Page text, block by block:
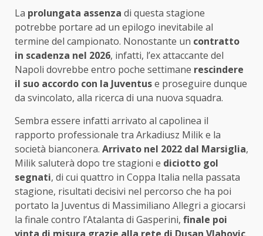
La prolungata assenza di questa stagione
potrebbe portare ad un epilogo inevitabile al
termine del campionato. Nonostante un contratto
in scadenza nel 2026, infatti, l’ex attaccante del
Napoli dovrebbe entro poche settimane rescindere
il suo accordo con la Juventuse proseguire dunque
da svincolato, alla ricerca di una nuova squadra.
Sembra essere infatti arrivato al capolinea il
rapporto professionale tra Arkadiusz Milik e la
società bianconera. Arrivato nel 2022 dal Marsiglia,
Milik saluterà dopo tre stagioni e diciotto gol
segnati, di cui quattro in Coppa Italia nella passata
stagione, risultati decisivi nel percorso che ha poi
portato la Juventus di Massimiliano Allegri a giocarsi
la finale contro l’Atalanta di Gasperini, finale poi